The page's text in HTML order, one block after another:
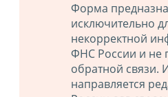
Форма
исключительно
некорректной
ФНС России и не
обратной связи.
направляется